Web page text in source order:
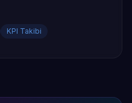
KPI Takibi